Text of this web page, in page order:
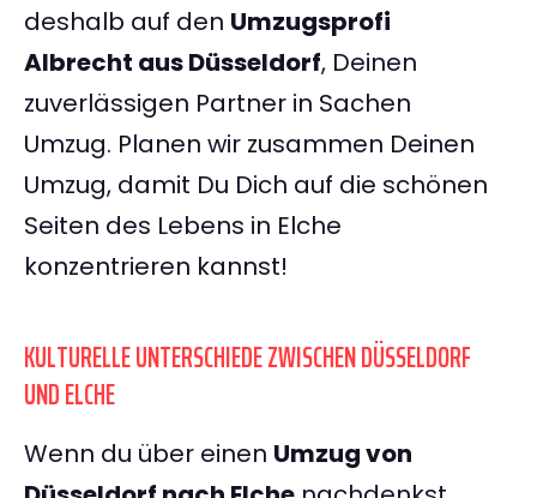
deshalb auf den Umzugsprofi
Albrecht aus Düsseldorf, Deinen
zuverlässigen Partner in Sachen
Umzug. Planen wir zusammen Deinen
Umzug, damit Du Dich auf die schönen
Seiten des Lebens in Elche
konzentrieren kannst!
KULTURELLE UNTERSCHIEDE ZWISCHEN DÜSSELDORF
UND ELCHE
Wenn du über einen Umzug von